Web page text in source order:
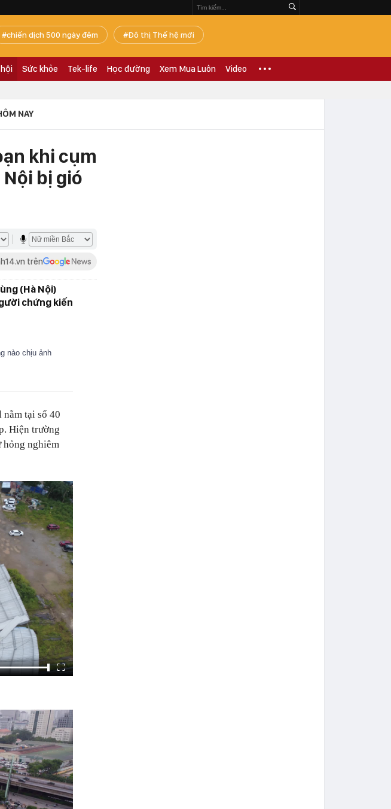
chiến dịch 500 ngày đêm Đô thị Thế hệ mới
Sức khỏe Tek-life Học đường Xem Mua Luôn Video
NAY
khi cụm
bị gió
trên
(Hà Nội)
chứng kiến
nào chịu ảnh
tại số 40
Hiện trường
hỏng nghiêm